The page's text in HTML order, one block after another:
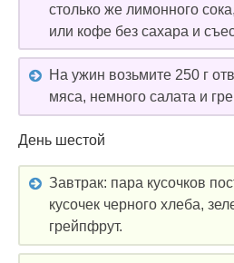
столько же лимонного
или кофе без сахара и
На ужин возьмите 250 г
мяса, немного салата и
День шестой
Завтрак: пара кусочков
кусочек черного хлеба,
грейпфрут.